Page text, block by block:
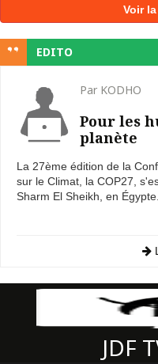
Voir
EDITO
Par KODHO
Pour les
planète
La 27ème édition de la
sur le Climat, la COP27,
Sharm El Sheikh, en
JDF